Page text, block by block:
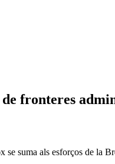
fronteres
se suma als esforços de